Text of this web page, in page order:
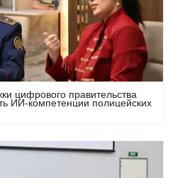
цифрового правительства
ИИ-компетенции полицейских